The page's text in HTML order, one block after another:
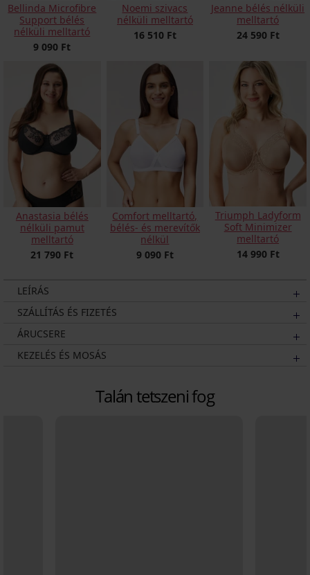
Bellinda Microfibre
Support bélés
nélküli melltartó
9 090 Ft
Noemi szivacs
nélküli melltartó
16 510 Ft
Jeanne bélés nélküli
melltartó
24 590 Ft
Anastasia bélés
nélküli pamut
melltartó
21 790 Ft
Comfort melltartó,
bélés- és merevítők
nélkül
9 090 Ft
Triumph Ladyform
Soft Minimizer
melltartó
14 990 Ft
LEÍRÁS
SZÁLLÍTÁS ÉS FIZETÉS
ÁRUCSERE
KEZELÉS ÉS MOSÁS
Talán tetszeni fog